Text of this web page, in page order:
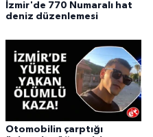
İzmir'de 770 Numaralı hat
deniz düzenlemesi
Otomobilin çarptığı